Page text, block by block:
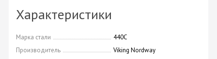
Характеристики
Марка стали
440C
Производитель
Viking Nordway